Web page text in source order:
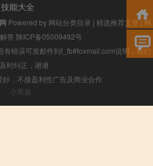
技能大全
Powered by 网站分类目录 | 精选推荐文章|网
答 陕ICP备05009492号
有错误可发邮件到f_fb#foxmail.com说明，我们
时纠正，谢谢
，不接盈利性广告及商业合作
小男孩